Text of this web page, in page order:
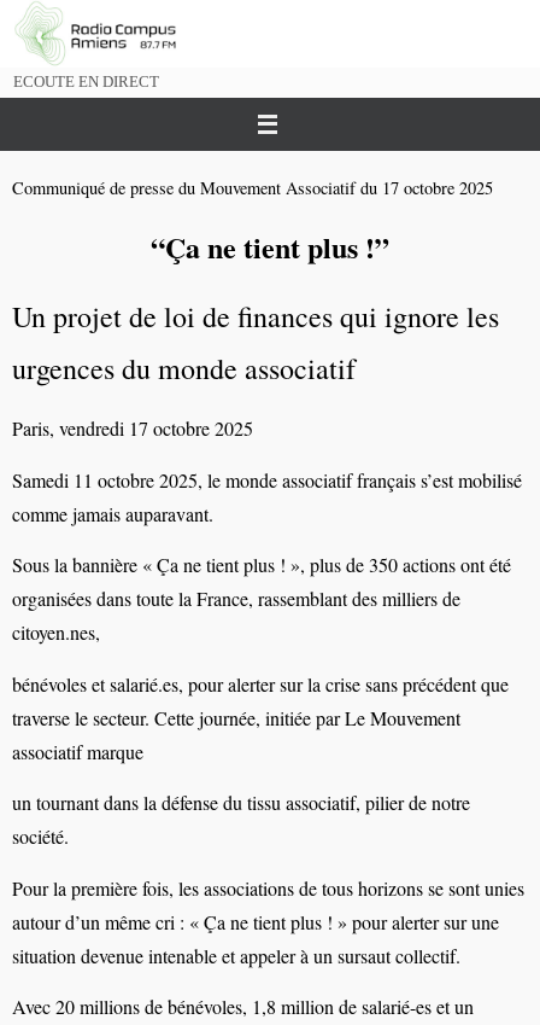
Passer
vers
ECOUTE EN DIRECT
Communiqué de presse du Mouvement Associatif du 17 octobre 2025
“Çane tient plus !”
Un projet de loi de finances qui ignore les
urgences du monde associatif
Paris, vendredi 17 octobre 2025
Samedi 11 octobre 2025, le monde associatiffrançaiss’estmobilisé
comme jamaisauparavant.
Sousla bannière «Ça netientplus ! », plusde350actionsontété
organiséesdanstoutela France, rassemblantdesmilliersde
citoyen.nes,
bénévolesetsalarié.es, pouralertersurla crisesansprécédentque
traverselesecteur. Cettejournée, initiéeparLeMouvement
associatifmarque
un tournantdans la défensedu tissu associatif, pilier de notre
société.
Pourla premièrefois, lesassociationsdetoushorizonssesontunies
autourd’un mêmecri : «Ça netientplus ! » pouralertersurune
situation devenueintenableet appelerà un sursautcollectif.
Avec20millionsdebénévoles, 1,8 million desalarié-esetun